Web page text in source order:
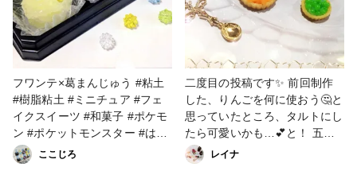
フワンテ×葛まんじゅう #粘土
#樹脂粘土 #ミニチュア #フェ
イクスイーツ #和菓子 #ポケモ
ン #ポケットモンスター #はじ
めての投稿
ここじろ
二度目の投稿です✨ 前回制作
した、りんごを何に使おう🤔と
思っていたところ、タルトにし
たら可愛いかも…💕と！ 五種
類制作しました✨ ・りんごの
タルト ・チョコバナナタルト
レイナ